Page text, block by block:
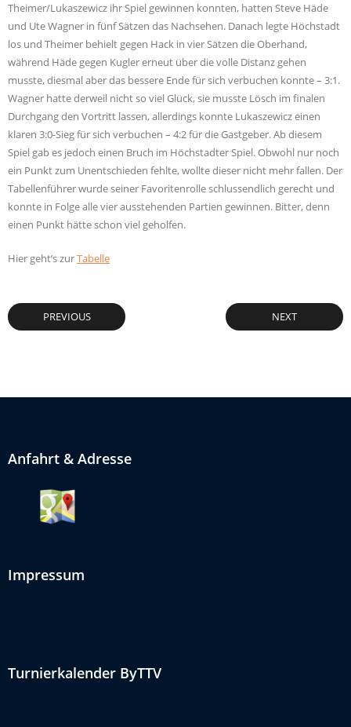
Theimer/Lukaszewicz ihr Spiel gewinnen konnten, hatten Steve Häde
und Ute Wagner in fünf Sätzen das Nachsehen. Danach legte Höchstadt
los und Theimer behielt gegen Hack in vier Sätzen die Oberhand,
während Häde gegen Kugler erneut über die volle Distanz gehen
musste, diesmal aber das bessere Ende für sich verbuchen konnte – 3:1.
Wagner hatte derweil nicht so viel Glück, sie musste Lösch im finalen
Durchgang den Vortritt lassen, allerdings konnte Lukaszewicz einen
klaren 3:0-Sieg für sich verbuchen – 4:2 für die Gastgeber. Ab diesem
Spiel gab es jedoch einen Bruch im Höchstadter Spiel. Obwohl nur noch
ein Punkt zum Unentschieden fehlte, wollte dieser nicht mehr fallen. Der
Tabellenführer wurde seiner Favoritenrolle schlussendlich gerecht und
konnte in Folge alle vier ausstehenden Partien gewinnen. Bitter, denn
einen Punkt hätte schon viel geholfen.
Hier geht’s zurTabelle
PREVIOUS NEXT
Anfahrt & Adresse
Impressum
Turnierkalender ByTTV